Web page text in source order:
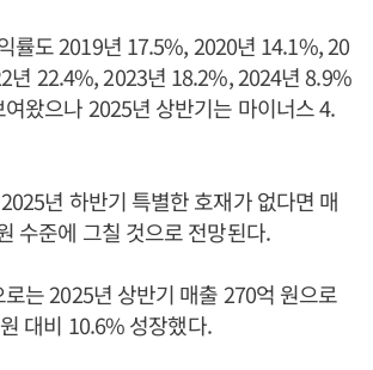
률도 2019년 17.5%, 2020년 14.1%, 20
년 22.4%, 2023년 18.2%, 2024년 8.9%
왔으나 2025년 상반기는 마이너스 4.
년 하반기 특별한 호재가 없다면 매
수준에 그칠 것으로 전망된다.
는 2025년 상반기 매출 270억 원으로
대비 10.6% 성장했다.